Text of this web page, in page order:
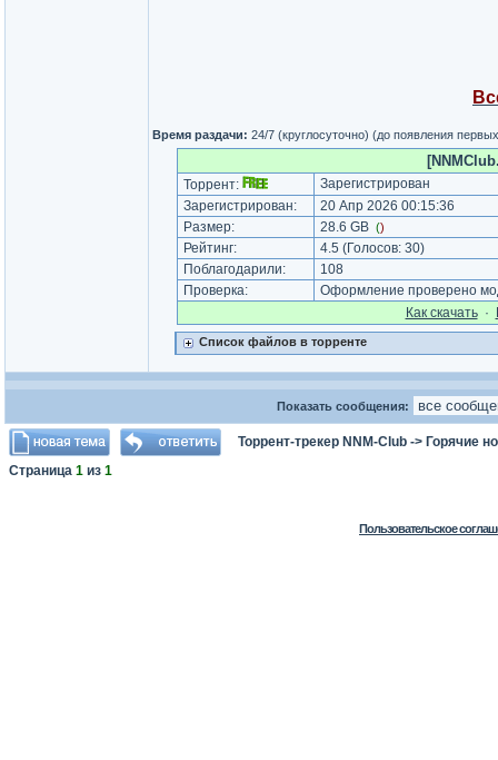
Время раздачи: 24/7 (круглосуточно) (до появления
Торрент:
Зарегистрирован
Зарегистрирован:
20 Апр 2026 00:15:36
Размер:
28.6 GB ()
Рейтинг: 4.5 (Голосов: 30)
Поблагодарили:
108
Проверка:
Оформление проверено
Как cкачать·
Список файлов в торренте
Показать сообщения:
Торрент-трекер NNM-Club -> Горячие
Страница 1 из 1
Пользовательское